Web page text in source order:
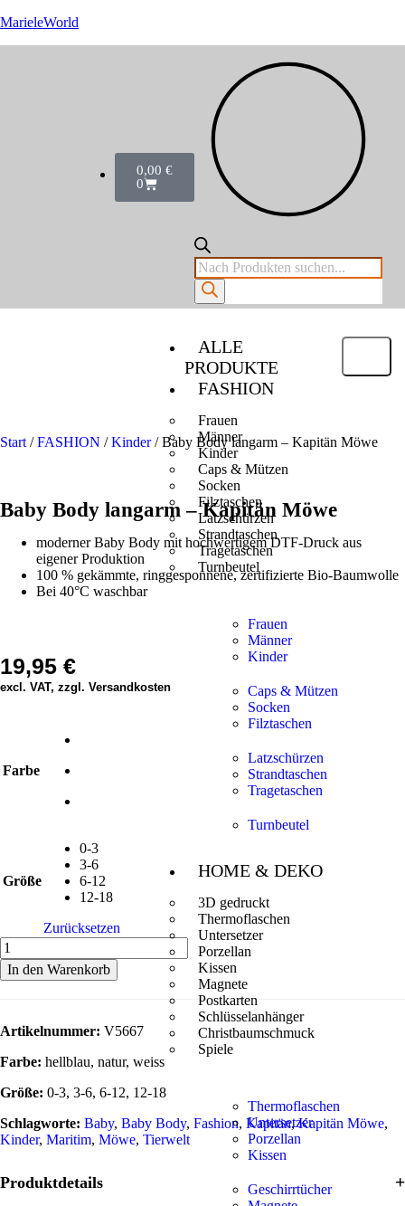
MarieleWorld
0,00 €
0
ALLE
PRODUKTE
FASHION
Frauen
Männer
Kinder
Caps & Mützen
Socken
Filztaschen
Latzschürzen
Strandtaschen
Tragetaschen
Turnbeutel
Frauen
Männer
Kinder
Caps & Mützen
Socken
Filztaschen
Latzschürzen
Strandtaschen
Tragetaschen
Turnbeutel
HOME & DEKO
3D gedruckt
Thermoflaschen
Untersetzer
Porzellan
Kissen
Magnete
Postkarten
Schlüsselanhänger
Christbaumschmuck
Spiele
Thermoflaschen
Untersetzer
Porzellan
Kissen
Geschirrtücher
Start /FASHION /Kinder/ Baby Body langarm – Kapitän Möwe
Baby Body langarm – Kapitän Möwe
moderner Baby Body mit hochwertigem DTF-Druck aus
eigener Produktion
100 % gekämmte, ringgesponnene, zertifizierte Bio-Baumwolle
Bei 40°C waschbar
19,95 €
excl. VAT, zzgl. Versandkosten
Farbe
Größe
0-3
3-6
6-12
12-18
Zurücksetzen
In den Warenkorb
Artikelnummer: V5667
Farbe: hellblau, natur, weiss
Größe: 0-3, 3-6, 6-12, 12-18
Schlagworte: Baby, Baby Body, Fashion, Kapitän,Kapitän Möwe,
Kinder, Maritim, Möwe, Tierwelt
Produktdetails